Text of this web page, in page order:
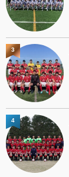
3
4